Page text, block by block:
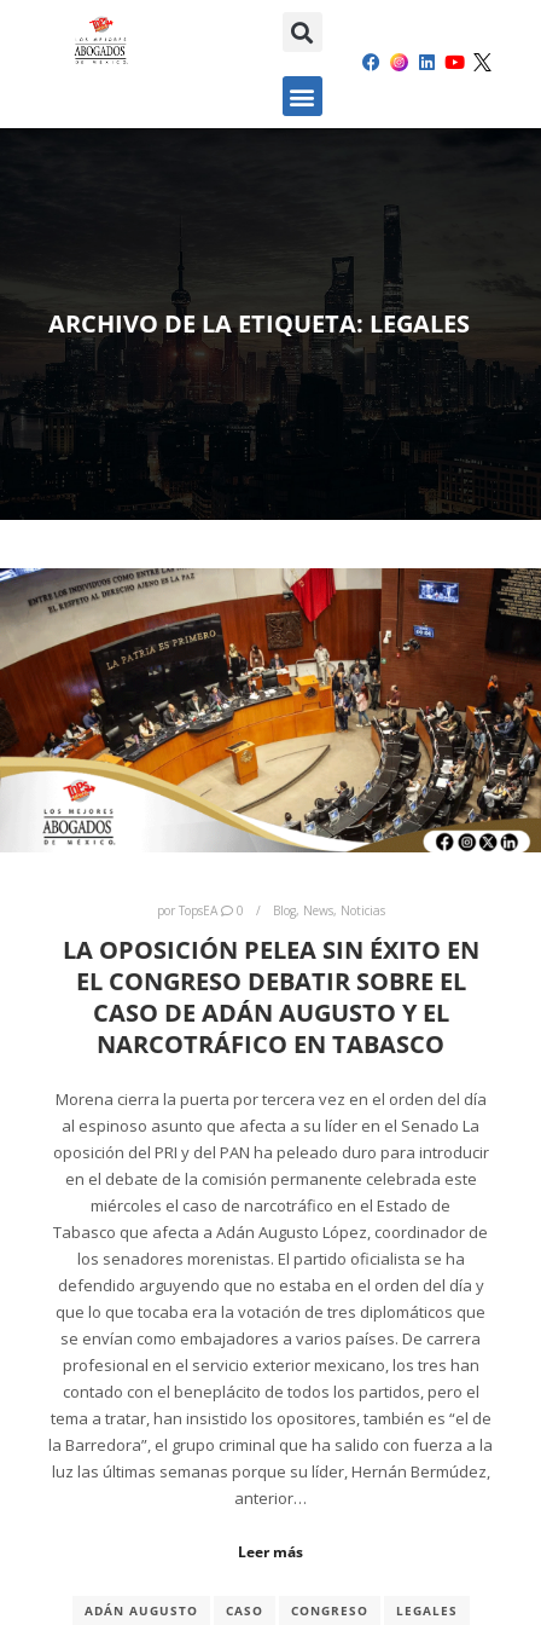
ARCHIVO DE LA ETIQUETA: LEGALES
por TopsEA 0 Blog, News, Noticias
LA OPOSICIÓN PELEA SIN ÉXITO EN
EL CONGRESO DEBATIR SOBRE EL
CASO DE ADÁN AUGUSTO Y EL
NARCOTRÁFICO EN TABASCO
Morena cierra la puerta por tercera vez en el orden del día
al espinoso asunto que afecta a su líder en el Senado La
oposición del PRI y del PAN ha peleado duro para introducir
en el debate de la comisión permanente celebrada este
miércoles el caso de narcotráfico en el Estado de
Tabasco que afecta a Adán Augusto López, coordinador de
los senadores morenistas. El partido oficialista se ha
defendido arguyendo que no estaba en el orden del día y
que lo que tocaba era la votación de tres diplomáticos que
se envían como embajadores a varios países. De carrera
profesional en el servicio exterior mexicano, los tres han
contado con el beneplácito de todos los partidos, pero el
tema a tratar, han insistido los opositores, también es “el de
la Barredora”, el grupo criminal que ha salido con fuerza a la
luz las últimas semanas porque su líder, Hernán Bermúdez,
anterior…
Leer más
ADÁN AUGUSTO CASO CONGRESO LEGALES